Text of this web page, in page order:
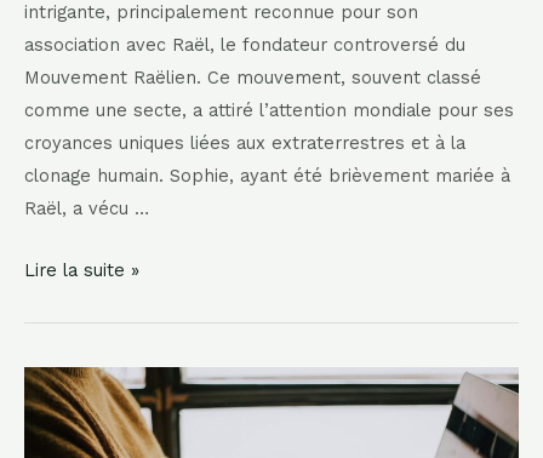
intrigante, principalement reconnue pour son
association avec Raël, le fondateur controversé du
Mouvement Raëlien. Ce mouvement, souvent classé
comme une secte, a attiré l’attention mondiale pour ses
croyances uniques liées aux extraterrestres et à la
clonage humain. Sophie, ayant été brièvement mariée à
Raël, a vécu …
Qui
de
Niverville?
Lire la suite »